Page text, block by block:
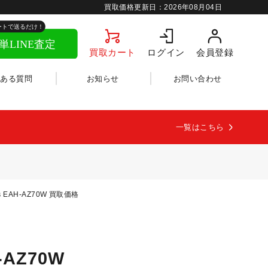
買取価格更新日：2026年08月04日
買取カート ログイン 会員登録
る質問 お知らせ お問い合わせ
一覧はこちら
AZ70W 買取価格